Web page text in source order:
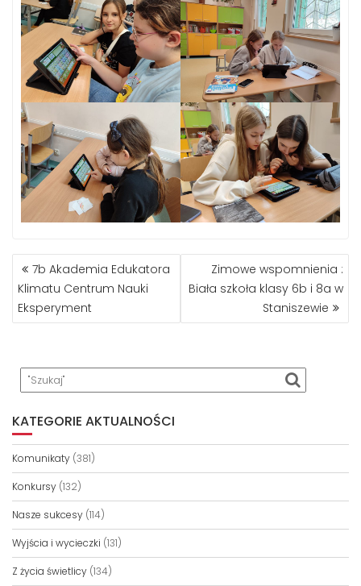
NAWIGACJA
WPISU
7b Akademia Edukatora
Klimatu Centrum Nauki
Eksperyment
Zimowe wspomnienia :
Biała szkoła klasy 6b i 8a w
Staniszewie
KATEGORIE AKTUALNOŚCI
Komunikaty (381)
Konkursy (132)
Nasze sukcesy (114)
Wyjścia i wycieczki (131)
Z życia świetlicy (134)